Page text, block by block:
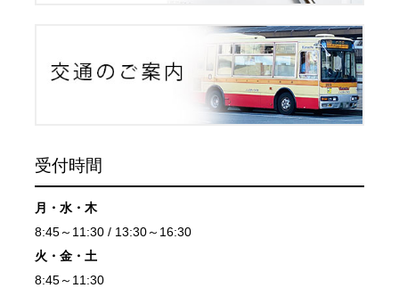
受付時間
月・水・木
8:45～11:30 / 13:30～16:30
火・ 金・ 土
8:45～11:30